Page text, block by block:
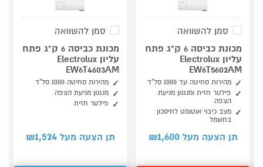
סמן להשוואה
מכונת כביסה 6 ק"ג פתח
עליון Electrolux
EW6T5602AM
מהירות סחיטה עד 1000 סל"ד
פילטר חזית ומנגנון מניעת
הצפה
מצב כיבוי אוטומט לחיסכון
בחשמל
תן הצעה מעל ₪ 1,600
סמן להשוואה
מכונת כביסה 6 ק"ג פתח
עליון Electrolux
EW6T4603AM
מהירות סחיטה 1000 סל"ד
מנגנון מניעת הצפה
פילטר חזית
תן הצעה מעל ₪ 1,524